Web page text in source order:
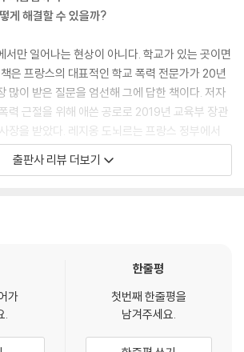
행동은 왜 효과가 없나요?
롭힘을 당할 때는 어떻게 해야 할까요?
에도 계속 괴로워한다면 어떻게 해야 할까요?
을 찾는 어린아이는 어떻게 도와줄 수 있을까요?
년에 맞서 자신을 지키는 방법은 무엇인가요?
따돌림에 어떻게 맞설 수 있을까요?
조롱을 받으면 어떻게 해야 할까요?
는 어떻게 해야 할까요?
게 해야 할까요?
았을 때는 어떻게 해야 할까요?
어떻게 물리칠 수 있을까요?
어떻게 해야 친구들과 다시 어울릴 수 있을까요?
않고도 친구들과 잘 지낼 수 있을까요?
경우 어떻게 자신을 지킬 수 있을까요?
게 해결할 수 있을까?
서만 일어나는 현상이 아니다. 학교가 있는 곳이면
은 프랑스의 대표적인 학교 폭력 전문가가 20년
많이 받은 질문을 엄선해 그에 답한 책이다. 저자
력 근절을 위해 애쓴 공로로 2019년 교육부 장관
장을 받았다. 레지옹 도뇌르는 프랑스 정부에서
년 샤그랭 스콜레르 센터를 설립했다. 이 단체
문제를 해결하는 데 목적을 두고 있다.
니아에 있는 도시 팰러앨토의 이름을 따서 1950
리학과 사회심리학, 언론정보학과 더불어 사이버
념들을 바탕으로 삼고 있다. 체계적이고 전략적으
출판사 리뷰 더보기
가
.
한줄평
첫번째 한줄평을
남겨주세요.